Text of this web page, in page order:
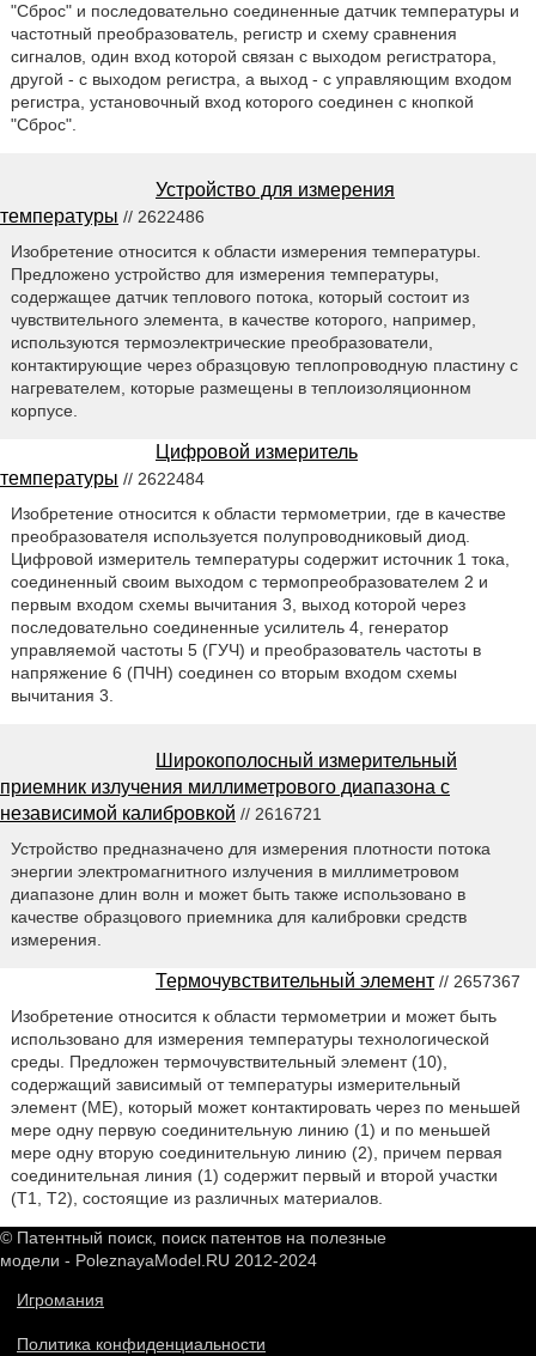
"Сброс" и последовательно соединенные датчик температуры и
частотный преобразователь, регистр и схему сравнения
сигналов, один вход которой связан с выходом регистратора,
другой - с выходом регистра, а выход - с управляющим входом
регистра, установочный вход которого соединен с кнопкой
"Сброс".
Устройство для измерения
температуры // 2622486
Изобретение относится к области измерения температуры.
Предложено устройство для измерения температуры,
содержащее датчик теплового потока, который состоит из
чувствительного элемента, в качестве которого, например,
используются термоэлектрические преобразователи,
контактирующие через образцовую теплопроводную пластину с
нагревателем, которые размещены в теплоизоляционном
корпусе.
Цифровой измеритель
температуры // 2622484
Изобретение относится к области термометрии, где в качестве
преобразователя используется полупроводниковый диод.
Цифровой измеритель температуры содержит источник 1 тока,
соединенный своим выходом с термопреобразователем 2 и
первым входом схемы вычитания 3, выход которой через
последовательно соединенные усилитель 4, генератор
управляемой частоты 5 (ГУЧ) и преобразователь частоты в
напряжение 6 (ПЧН) соединен со вторым входом схемы
вычитания 3.
Широкополосный измерительный
приемник излучения миллиметрового диапазона с
независимой калибровкой // 2616721
Устройство предназначено для измерения плотности потока
энергии электромагнитного излучения в миллиметровом
диапазоне длин волн и может быть также использовано в
качестве образцового приемника для калибровки средств
измерения.
Термочувствительный элемент // 2657367
Изобретение относится к области термометрии и может быть
использовано для измерения температуры технологической
среды. Предложен термочувствительный элемент (10),
содержащий зависимый от температуры измерительный
элемент (МЕ), который может контактировать через по меньшей
мере одну первую соединительную линию (1) и по меньшей
мере одну вторую соединительную линию (2), причем первая
соединительная линия (1) содержит первый и второй участки
(Т1, Т2), состоящие из различных материалов.
© Патентный поиск, поиск патентов на полезные
модели - PoleznayaModel.RU 2012-2024
Игромания
Политика конфиденциальности